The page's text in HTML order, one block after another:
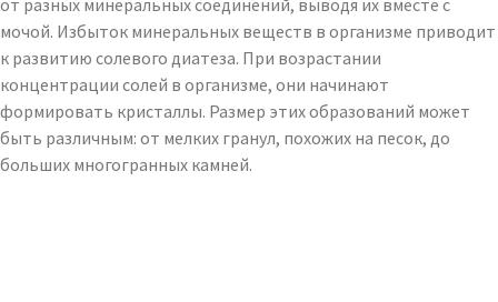
от разных минеральных соединений, выводя их вместе с
мочой. Избыток минеральных веществ в организме приводит
к развитию солевого диатеза. При возрастании
концентрации солей в организме, они начинают
формировать кристаллы. Размер этих образований может
быть различным: от мелких гранул, похожих на песок, до
больших многогранных камней.